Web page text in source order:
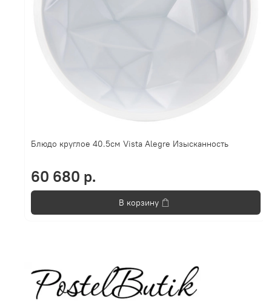
Блюдо круглое 40.5см Vista Alegre Изысканность
60 680 р.
В корзину